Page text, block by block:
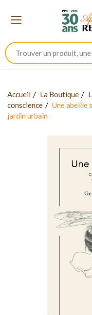
Accueil La Boutique
conscience
Une abeille
jardin urbain